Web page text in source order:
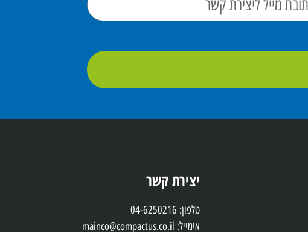
יצירת קשר
טלפון: 04-6250216
אימייל: mainco@compactus.co.il